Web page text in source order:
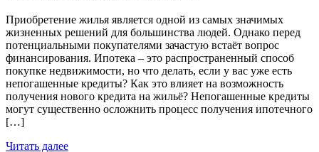
Приобретение жилья является одной из самых значимых
жизненных решений для большинства людей. Однако перед
потенциальными покупателями зачастую встаёт вопрос
финансирования. Ипотека – это распространенный способ
покупке недвижимости, но что делать, если у вас уже есть
непогашенные кредиты? Как это влияет на возможность
получения нового кредита на жильё? Непогашенные кредиты
могут существенно осложнить процесс получения ипотечного
[…]
Читать далее